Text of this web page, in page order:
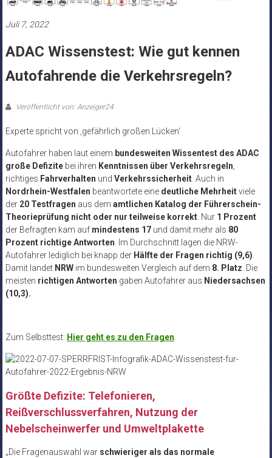
Juli 7, 2022
ADAC Wissenstest: Wie gut kennen
Autofahrende die Verkehrsregeln?
Veröffentlicht von: Anzeiger24
Experte spricht von ‚gefährlich großen Lücken‘
Autofahrer haben laut einem bundesweiten Wissentest des ADAC
große Defizitebei ihren Kenntnissen über Verkehrsregeln,
richtiges Fahrverhalten und Verkehrssicherheit. Auch in
Nordrhein-Westfalen beantwortete eine deutliche Mehrheitviele
der 20 Testfragen aus dem amtlichen Katalog der Führerschein-
Theorieprüfung nicht oder nur teilweise korrekt. Nur 1 Prozent
der Befragten kam auf mindestens 17und damit mehr als 80
Prozent richtige Antworten. Im Durchschnitt lagen die NRW-
Autofahrer lediglich bei knapp der Hälfte der Fragen richtig (9,6).
Damit landet NRWim bundesweiten Vergleich auf dem 8. Platz. Die
meisten richtigen Antworten gaben Autofahrer aus Niedersachsen
(10,3).
Zum Selbsttest: Hier geht es zu den Fragen.
Größte Defizite: Telefonieren,
Reißverschlussverfahren, Nutzung der
Nebelscheinwerfer und Umweltplakette
„Die Fragenauswahl war schwieriger als das normale